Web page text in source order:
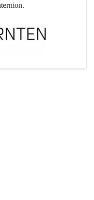
.